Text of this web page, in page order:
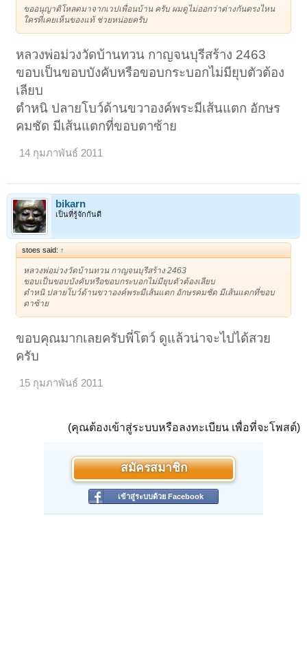
ขออนุญาติโหลดมาจากเวปเพื่อนบ้าน ครับ ผมดูไม่ออกว่าต่างกันตรงไหน
ใครที่เคยเห็นของแท้ ช่วยหน่อยครับ
หลวงพ่อม่วงวัดบ้านทวน กาญจนบุรีสร้าง 2463
ขอบเป็นขอบบังคับหรือขอบกระบอกไม่มียุบตัวต้อง
เลียบ
ตำหนิ ปลายโบว์ด้านขวาองค์พระมีเส้นแตก อักษร
คมชัด มีเส้นแตกที่ขอบตาซ้าย
14 กุมภาพันธ์ 2011
bikarn
เป็นที่รู้จักกันดี
stoes said: ↑
หลวงพ่อม่วงวัดบ้านทวน กาญจนบุรีสร้าง 2463
ขอบเป็นขอบบังคับหรือขอบกระบอกไม่มียุบตัวต้องเลียบ
ตำหนิ ปลายโบว์ด้านขวาองค์พระมีเส้นแตก อักษรคมชัด มีเส้นแตกที่ขอบ
ตาซ้าย
ขอบคุณมากเลยครับพี่โตว์ ดูแล้วน่าจะไปได้สวย
ครับ
15 กุมภาพันธ์ 2011
(คุณต้องเข้าสู่ระบบหรือลงทะเบียน เพื่อที่จะโพสต์)
สมัครสมาชิก
เข้าสู่ระบบด้วย Facebook